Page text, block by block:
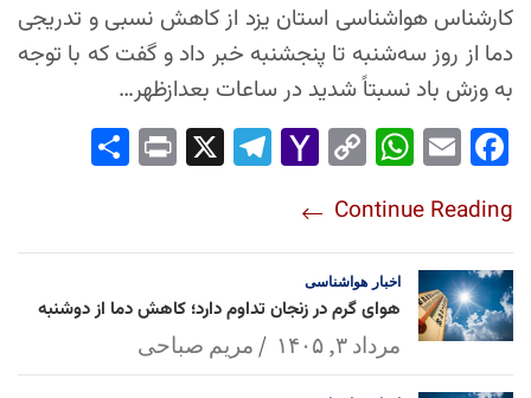
کارشناس هواشناسی استان یزد از کاهش نسبی و تدریجی
دما از روز سه‌شنبه تا پنجشنبه خبر داد و گفت که با توجه
به وزش باد نسبتاً شدید در ساعات بعدازظهر…
Fac
ok
Em
Wh
Ap
p
Co
Lin
k
Yah
l
Tel
Pri
Continue Reading
اخبار هواشناسی
هوای گرم در زنجان تداوم دارد؛ کاهش دما از دوشنبه
مرداد ۳, ۱۴۰۵ مریم صباحی